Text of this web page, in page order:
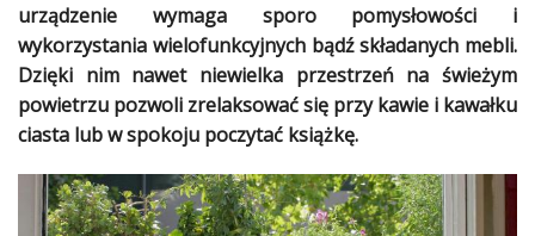
Konkursy
Najlepsze
Kategorie
Dodaj
«
Dodaj
urządzenie wymaga sporo pomysłowości i
wykorzystania wielofunkcyjnych bądź składanych mebli.
Dzięki nim nawet niewielka przestrzeń na świeżym
powietrzu pozwoli zrelaksować się przy kawie i kawałku
ciasta lub w spokoju poczytać książkę.